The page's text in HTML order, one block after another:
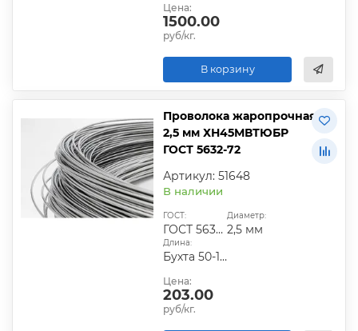
Цена:
1500.00
руб/кг.
В корзину
Проволока жаропрочная
2,5 мм ХН45МВТЮБР
ГОСТ 5632-72
Артикул: 51648
В наличии
ГОСТ:
ГОСТ 5632-72
Диаметр:
2,5 мм
Длина:
Бухта 50-100 кг
Цена:
203.00
руб/кг.